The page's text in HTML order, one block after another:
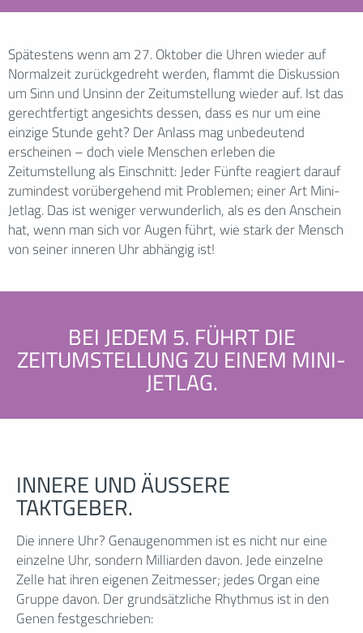
Spätestens wenn am 27. Oktober die Uhren wieder auf
Normalzeit zurückgedreht werden, flammt die Diskussion
um Sinn und Unsinn der Zeitumstellung wieder auf. Ist das
gerechtfertigt angesichts dessen, dass es nur um eine
einzige Stunde geht? Der Anlass mag unbedeutend
erscheinen – doch viele Menschen erleben die
Zeitumstellung als Einschnitt: Jeder Fünfte reagiert darauf
zumindest vorübergehend mit Problemen; einer Art Mini-
Jetlag. Das ist weniger verwunderlich, als es den Anschein
hat, wenn man sich vor Augen führt, wie stark der Mensch
von seiner inneren Uhr abhängig ist!
BEI JEDEM 5. FÜHRT DIE
ZEITUMSTELLUNG ZU EINEM MINI-
JETLAG.
INNERE UND ÄUSSERE
TAKTGEBER.
Die innere Uhr? Genaugenommen ist es nicht nur eine
einzelne Uhr, sondern Milliarden davon. Jede einzelne
Zelle hat ihren eigenen Zeitmesser; jedes Organ eine
Gruppe davon. Der grundsätzliche Rhythmus ist in den
Genen festgeschrieben: